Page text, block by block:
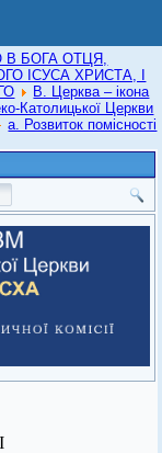
В БОГА ОТЦЯ,
ІСУСА ХРИСТА, І
В. Церква – ікона
Католицької Церкви
а. Розвиток помісності